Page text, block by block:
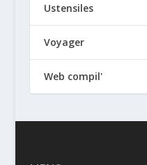
Ustensiles
Voyager
Web compil'